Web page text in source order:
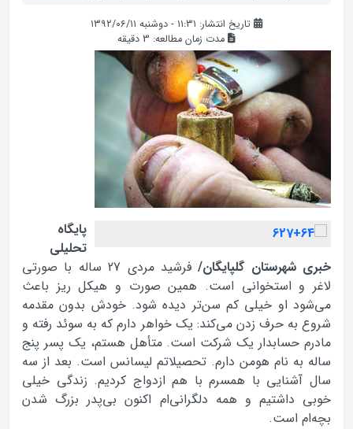
تاریخ انتشار: ۱۱:۳۱ - دوشنبه ۱۳۹۲/۰۶/۱۱
مدت زمان مطالعه: 3 دقیقه
پایگاه
تحلیلی
خبری شهرستان گلپایگان/
فرشید مردی 27 ساله با صورتی
لاغر و استخوانی است. همین صورت و هیکل ریز باعث
می‌شود او خیلی کم سن‌تر دیده شود. خودش بدون مقدمه
شروع به حرف زدن می‌کند: یک خواهر دارم که به سوئد رفته و
مادرم حسابدار یک شرکت است. متأهل هستم، یک پسر پنج
ساله به نام هومن دارم. تحصیلاتم لیسانس است. بعد از سه
سال آشنایی با همسرم با هم ازدواج کردیم. زندگی خیلی
خوبی داشتیم و همه دلگرانی‌ام اکنون بی‌پدر بزرگ شدن
بچه‌ام است.